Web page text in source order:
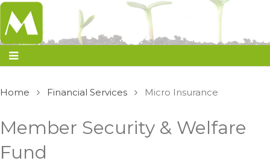
Home Financial Services Micro Insurance
Member Security & Welfare
Fund